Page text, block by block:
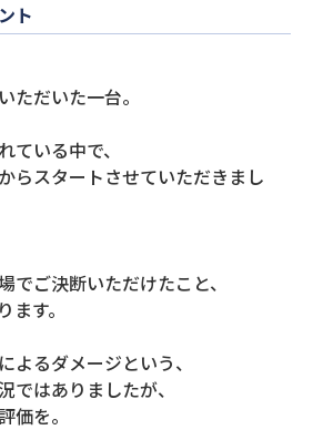
ト
ただいた一台。
ている中で、
らスタートさせていただきまし
でご決断いただけたこと、
す。
よるダメージという、
ではありましたが、
価を。